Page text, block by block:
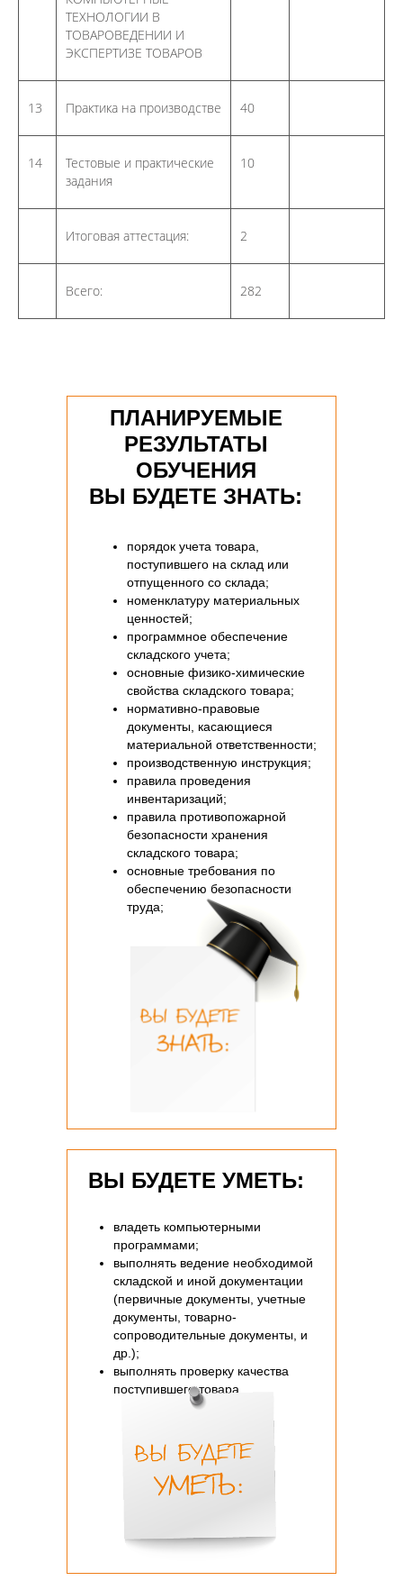
инженерно-
геологических
ТЕХНОЛОГИИ В
ТОВАРОВЕДЕНИИ И
ЭКСПЕРТИЗЕ ТОВАРОВ
13 Практика на производстве 40
14
Тестовые и практические
задания
10
Итоговая аттестация: 2
Всего: 282
порядок учета товара,
поступившего на склад или
отпущенного со склада;
номенклатуру материальных
ценностей;
программное обеспечение
складского учета;
основные физико-химические
свойства складского товара;
нормативно-правовые
документы, касающиеся
материальной ответственности;
производственную инструкция;
правила проведения
инвентаризаций;
правила противопожарной
безопасности хранения
складского товара;
основные требования по
обеспечению безопасности
труда;
ПЛАНИРУЕМЫЕ
РЕЗУЛЬТАТЫ
ОБУЧЕНИЯ
ВЫ БУДЕТЕ ЗНАТЬ:
ВЫ БУДЕТЕ УМЕТЬ:
владеть компьютерными
программами;
выполнять ведение необходимой
складской и иной документации
(первичные документы, учетные
документы, товарно-
сопроводительные документы, и
др.);
выполнять проверку качества
поступившего товара.